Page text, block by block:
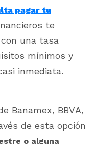
pagar tu
te
una tasa
mínimos y
inmediata.
Banamex, BBVA,
de esta opción
o alguna